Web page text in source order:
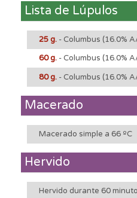
Lista de Lúpulos
25 g. - Columbus (16.0%
60 g. - Columbus (16.0%
80 g. - Columbus (16.0%
Macerado
Macerado simple a 66 ºC
Hervido
Hervido durante 60